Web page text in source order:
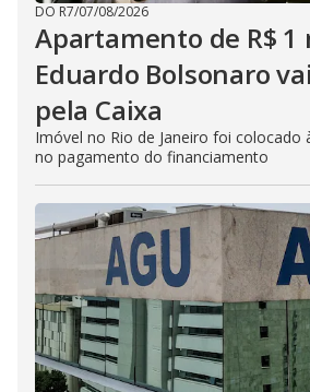
DO R7/07/08/2026
Apartamento de R$ 1
Eduardo Bolsonaro
pela Caixa
Imóvel no Rio de Janeiro foi colocado
no pagamento do financiamento